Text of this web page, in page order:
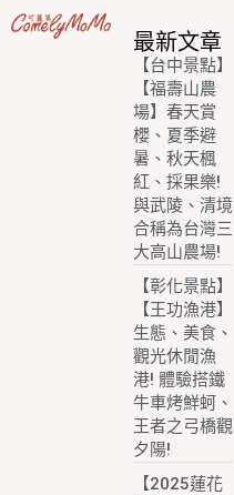
最新文章
【台中景點】
【福壽山農
場】春天賞
櫻、夏季避
暑、秋天楓
紅、採果樂!
與武陵、清境
合稱為台灣三
大高山農場!
【彰化景點】
【王功漁港】
生態、美食、
觀光休閒漁
港! 體驗搭鐵
牛車烤鮮蚵、
王者之弓橋觀
夕陽!
【2025蓮花